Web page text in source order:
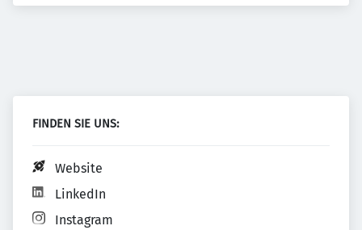
FINDEN SIE UNS:
Website
LinkedIn
Instagram